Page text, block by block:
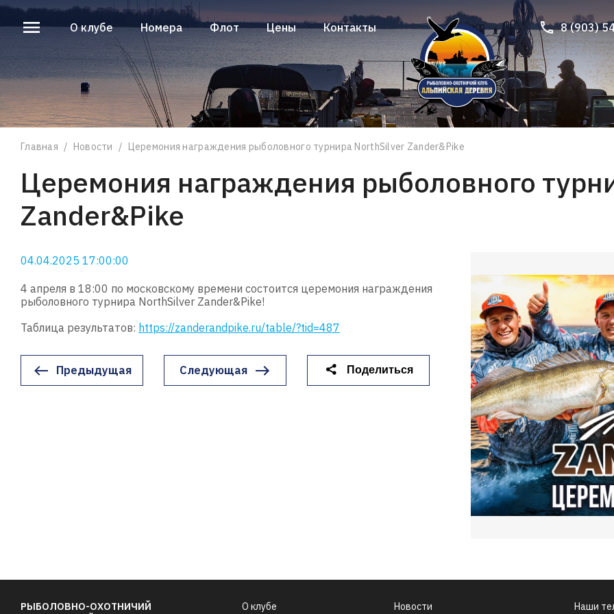
О клубе Номера Флот Цены Контакты 8 (903)
Главная / Новости / Церемония награждения рыболовного турнира NorthSilver Zander&Pike
Церемония награждения рыболовного
Zander&Pike
04.04.2025 17:00:00
4 апреля в 18:00 по московскому времени состоится церемония награждения
рыболовного турнира NorthSilver Zander&Pike!
Таблица результатов: https://zanderandpike.ru/table/?tid=487
Предыдущая Следующая Поделиться
РЫБОЛОВНО-ОХОТНИЧИЙ
О клубе Новости Наши
Что вы ищете?
Поиск
О клубе Номера Флот Цены Контакты 8 (903)